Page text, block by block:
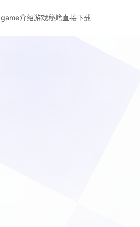
game介绍游戏秘籍直接下载